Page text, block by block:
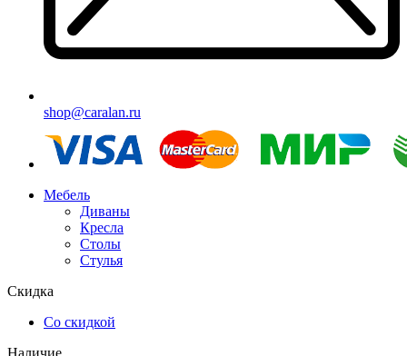
shop@caralan.ru
Мебель
Диваны
Кресла
Столы
Стулья
Скидка
Со скидкой
Наличие